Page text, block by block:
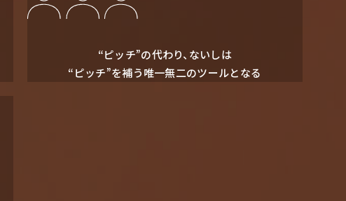
“ピッチ”の代わり、ないしは
“ピッチ”を補う唯⼀無⼆のツールとなる